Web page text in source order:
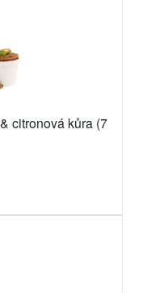
citronová kůra (7